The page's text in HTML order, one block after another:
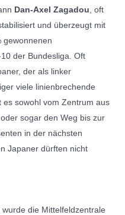
Dan-Axel Zagadou , oft
und überzeugt mit
gewonnenen
der Bundesliga. Oft
der als linker
viele linienbrechende
es sowohl vom Zentrum aus
sogar den Weg bis zur
in der nächsten
Japaner dürften nicht
die Mittelfeldzentrale